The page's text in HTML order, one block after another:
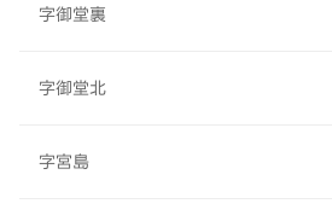
字御堂裏
字御堂北
字宮島